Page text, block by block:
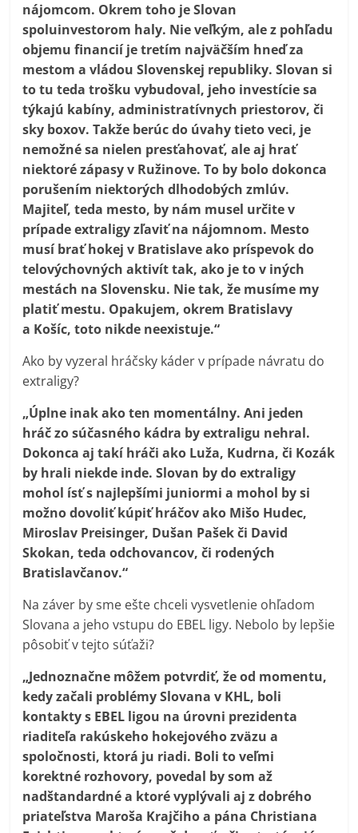
nájomcom. Okrem toho je Slovan
spoluinvestorom haly. Nie veľkým, ale z pohľadu
objemu financií je tretím najväčším hneď za
mestom a vládou Slovenskej republiky. Slovan si
to tu teda trošku vybudoval, jeho investície sa
týkajú kabíny, administratívnych priestorov, či
sky boxov. Takže berúc do úvahy tieto veci, je
nemožné sa nielen presťahovať, ale aj hrať
niektoré zápasy v Ružinove. To by bolo dokonca
porušením niektorých dlhodobých zmlúv.
Majiteľ, teda mesto, by nám musel určite v
prípade extraligy zľaviť na nájomnom. Mesto
musí brať hokej v Bratislave ako príspevok do
telovýchovných aktivít tak, ako je to v iných
mestách na Slovensku. Nie tak, že musíme my
platiť mestu. Opakujem, okrem Bratislavy
a Košíc, toto nikde neexistuje.“
Ako by vyzeral hráčsky káder v prípade návratu do
extraligy?
„Úplne inak ako ten momentálny. Ani jeden
hráč zo súčasného kádra by extraligu nehral.
Dokonca aj takí hráči ako Luža, Kudrna, či Kozák
by hrali niekde inde. Slovan by do extraligy
mohol ísť s najlepšími juniormi a mohol by si
možno dovoliť kúpiť hráčov ako Mišo Hudec,
Miroslav Preisinger, Dušan Pašek či David
Skokan, teda odchovancov, či rodených
Bratislavčanov.“
Na záver by sme ešte chceli vysvetlenie ohľadom
Slovana a jeho vstupu do EBEL ligy. Nebolo by lepšie
pôsobiť v tejto súťaži?
„Jednoznačne môžem potvrdiť, že od momentu,
kedy začali problémy Slovana v KHL, boli
kontakty s EBEL ligou na úrovni prezidenta
riaditeľa rakúskeho hokejového zväzu a
spoločnosti, ktorá ju riadi. Boli to veľmi
korektné rozhovory, povedal by som až
nadštandardné a ktoré vyplývali aj z dobrého
priateľstva Maroša Krajčiho a pána Christiana